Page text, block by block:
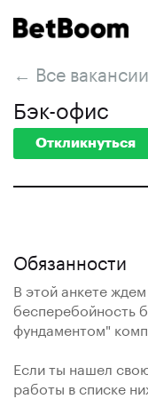
← Все вакансии
Бэк-офис
Откликнуться
Обязанности
В этой анкете
бесперебойность
фундаментом"
Если ты нашел
работы в списке